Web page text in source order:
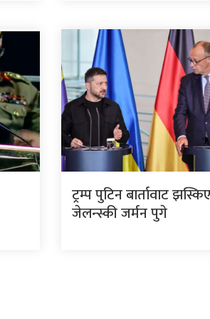
ट्रम्प पुटिन बार्तावाट
जेलन्स्की जर्मन पुगे